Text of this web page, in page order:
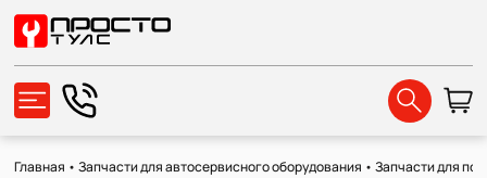
Главная •Запчасти для автосервисного оборудования •Запчасти для